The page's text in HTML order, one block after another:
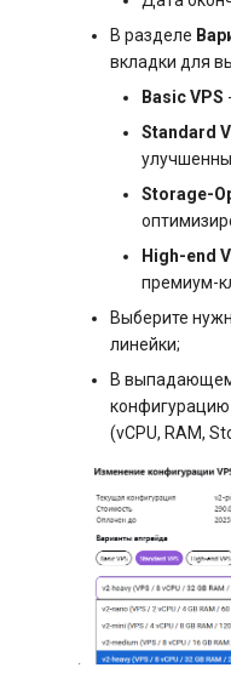
В разделе
вкладки для
Basic VPS
Standard
Storage-
High-end
премиум-
Выберите
линейки;
В
конфигурацию
(vCPU, RAM,